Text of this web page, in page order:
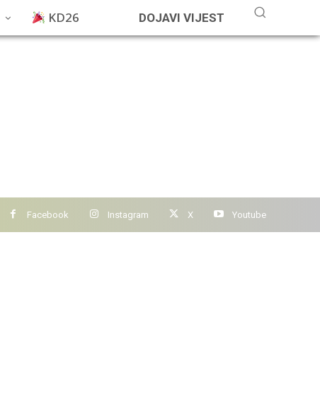
KD26 DOJAVI VIJEST
Facebook Instagram X Youtube